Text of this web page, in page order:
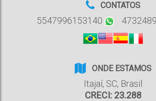
CONTATOS
5547996153140
ONDE ESTAMOS
Itajaí, SC, Brasil
CRECI: 23.288